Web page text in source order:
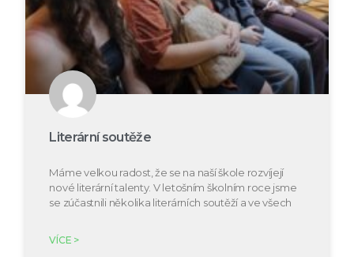
Literární soutěže
Máme velkou radost, že se na naší škole rozvíjejí
nové literární talenty. V letošním školním roce jsme
se zúčastnili několika literárních soutěží a ve všech
VÍCE >